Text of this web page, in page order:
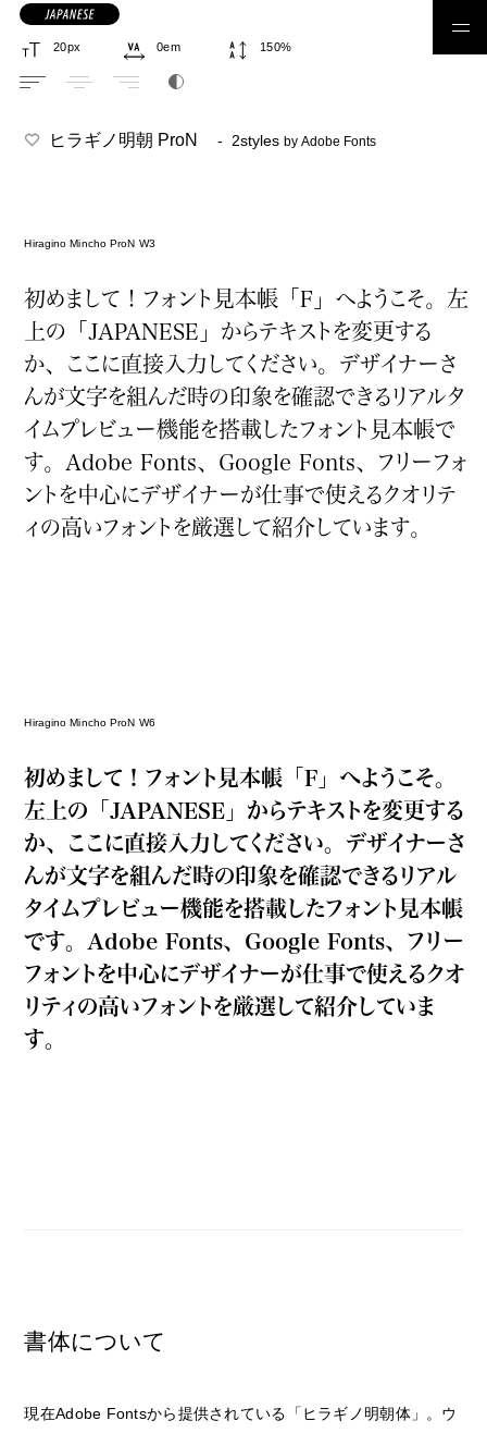
ヒラギノ明朝 ProN - 2styles by Adobe Fonts
Hiragino Mincho ProN W3
初めまして！フォント 見本帳 「F」へようこそ。 左
上の「JAPANESE」からテキストを変 更 する
か、ここに直接 入 力 してください。デザイナーさ
んが文字を組 んだ時の 印象 を確認できるリアルタ
イムプレビュー機能を搭載 したフォント 見本帳で
す。Adobe Fonts、Google Fonts、フリーフォ
ントを中心にデザイナーが仕事で使えるクオリテ
ィの高いフォントを厳選 して紹介しています。
Hiragino Mincho ProN W6
初めまして！フォント 見本帳 「F」へようこそ。
左 上の「JAPANESE」からテキストを変 更する
か、ここに直接 入力 してください。デザイナーさ
んが文字を組んだ 時の 印象を確認できるリアル
タイムプレビュー機能を搭載したフォント 見本帳
です。Adobe Fonts、Google Fonts、フリー
フォントを中心にデザイナーが仕事で使えるクオ
リティの高いフォントを厳選 して紹介していま
す。
書体について
現在Adobe Fontsから提供されている「ヒラギノ明朝体」。ウ
ゴシック体
手書き
デザイン系
コーディング
合成フォント
かなフォント
筆記体 手書き
見出し
デザイン系
フォントを探す
フォントQ&A